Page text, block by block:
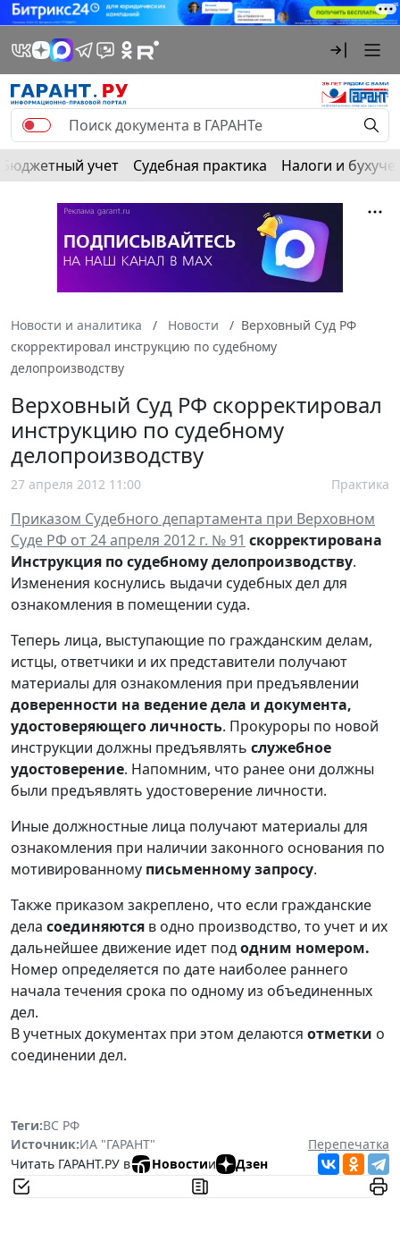
Бюджетный учет Судебная практика Налоги и
Новости и аналитика Новости
Верховный Суд РФ
скорректировал инструкцию по судебному
делопроизводству
Верховный Суд РФ скорректировал
инструкцию по судебному
делопроизводству
27 апреля 2012 11:00 Практика
Приказом Судебного департамента при Верховном
Суде РФ от 24 апреля 2012 г. № 91 скорректирована
Инструкция по судебному делопроизводству.
Изменения коснулись выдачи судебных дел для
ознакомления в помещении суда.
Теперь лица, выступающие по гражданским делам,
истцы, ответчики и их представители получают
материалы для ознакомления при предъявлении
доверенности на ведение дела и документа,
удостоверяющего личность. Прокуроры по новой
инструкции должны предъявлять служебное
удостоверение. Напомним, что ранее они должны
были предъявлять удостоверение личности.
Иные должностные лица получают материалы для
ознакомления при наличии законного основания по
мотивированному письменному запросу.
Также приказом закреплено, что если гражданские
дела соединяются в одно производство, то учет и их
дальнейшее движение идет пододним номером.
Номер определяется по дате наиболее раннего
начала течения срока по одному из объединенных
дел.
В учетных документах при этом делаются отметки о
соединении дел.
Теги:ВС РФ
Источник:ИА "ГАРАНТ"
Перепечатка
Читать ГАРАНТ.РУ в
Новостии Дзен